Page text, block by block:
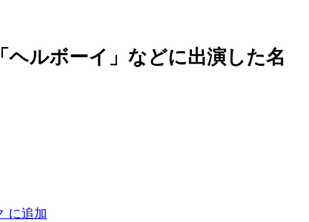
ヘルボーイ」などに出演した名